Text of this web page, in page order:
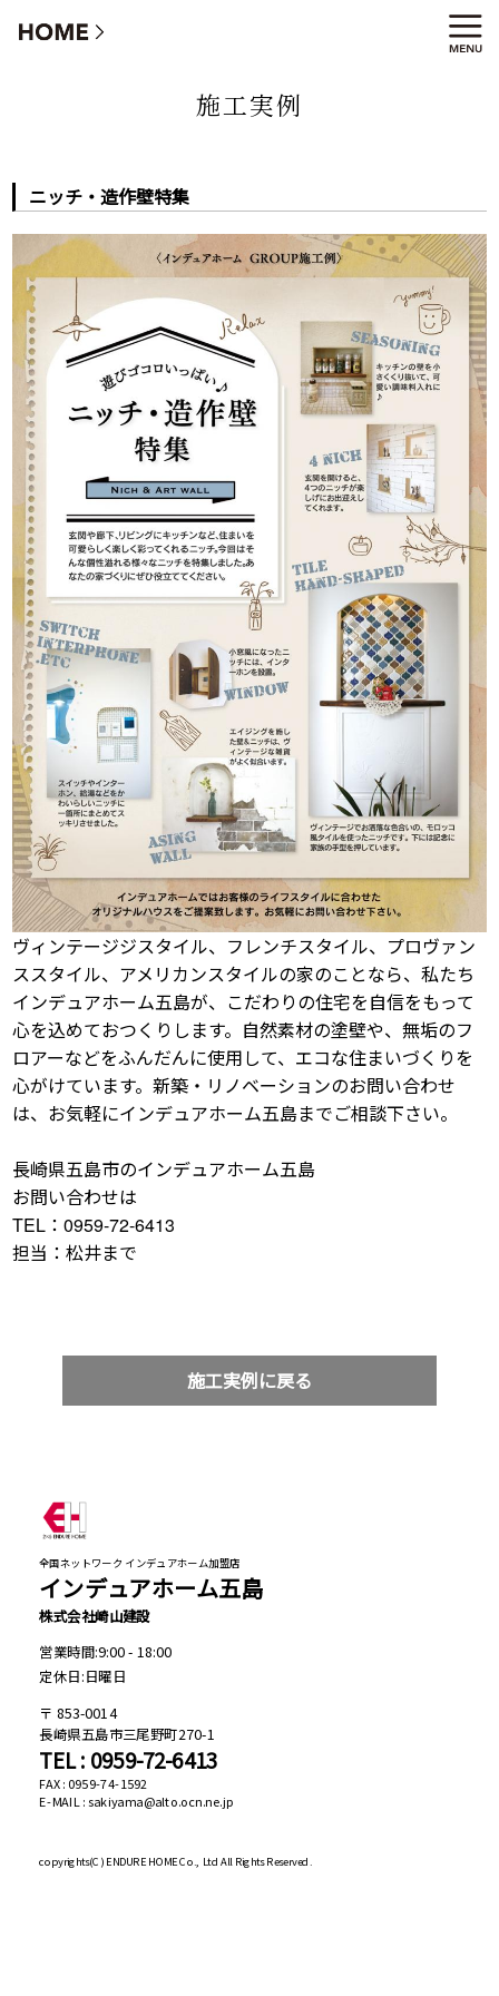
ニッチ・造作壁特集
施工実例
ニッチ・造作壁特集
ヴィンテージジスタイル、フレンチスタイル、プロヴァン
ススタイル、アメリカンスタイルの家のことなら、私たち
インデュアホーム五島が、こだわりの住宅を自信をもって
心を込めておつくりします。自然素材の塗壁や、無垢のフ
ロアーなどをふんだんに使用して、エコな住まいづくりを
心がけています。新築・リノベーションのお問い合わせ
は、お気軽にインデュアホーム五島までご相談下さい。
長崎県五島市のインデュアホーム五島
お問い合わせは
TEL：0959-72-6413
担当：松井まで
施工実例に戻る
全国ネットワーク インデュアホーム加盟店
インデュアホーム五島
株式会社崎山建設
営業時間:9:00 - 18:00
定休日:日曜日
853-0014
長崎県五島市三尾野町270-1
TEL : 0959-72-6413
FAX : 0959-74-1592
E-MAIL : sakiyama@alto.ocn.ne.jp
copyrights(C)ENDURE HOME Co., Ltd All Rights Reserved.